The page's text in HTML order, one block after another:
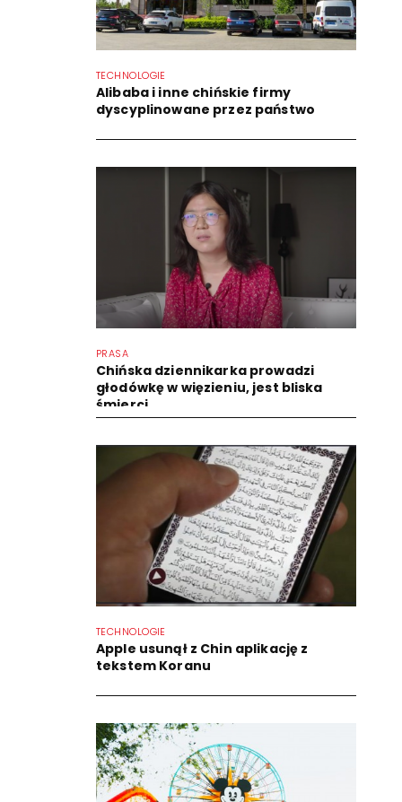
TECHNOLOGIE
Alibaba i inne chińskie firmy
dyscyplinowane przez państwo
PRASA
Chińska dziennikarka prowadzi
głodówkę w więzieniu, jest bliska
śmierci
TECHNOLOGIE
Apple usunął z Chin aplikację z
tekstem Koranu